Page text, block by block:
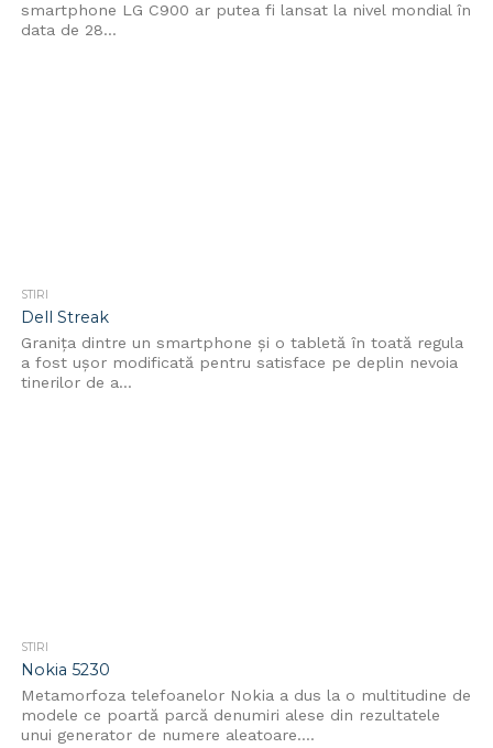
smartphone LG C900 ar putea fi lansat la nivel mondial în
data de 28...
STIRI
Dell Streak
Granița dintre un smartphone și o tabletă în toată regula
a fost ușor modificată pentru satisface pe deplin nevoia
tinerilor de a...
STIRI
Nokia 5230
Metamorfoza telefoanelor Nokia a dus la o multitudine de
modele ce poartă parcă denumiri alese din rezultatele
unui generator de numere aleatoare....